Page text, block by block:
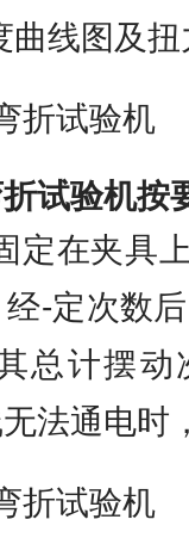
线图及扭
试验机按
定在夹具
-定次数
总计摆
法通电时